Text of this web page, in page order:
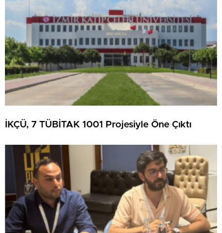
İKÇÜ, 7 TÜBİTAK 1001 Projesiyle Öne Çıktı